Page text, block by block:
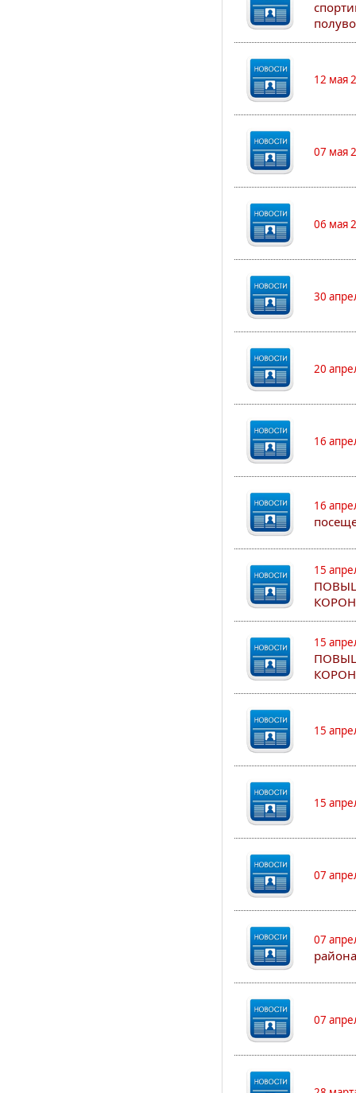
12 мая
07 мая
06 мая
30
20
16
16
15
15
15
15
07
07
07